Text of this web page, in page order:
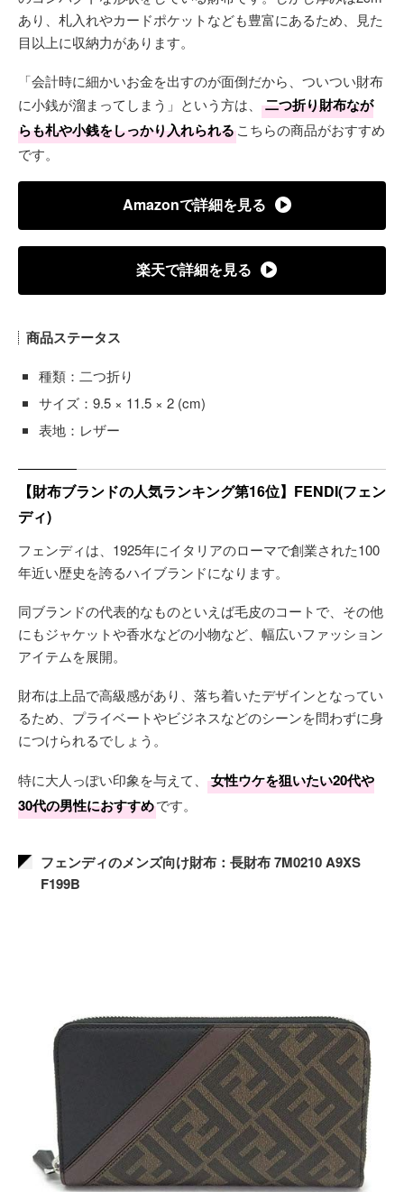
あり、札入れやカードポケットなども豊富にあるため、見た
目以上に収納力があります。
「会計時に細かいお金を出すのが面倒だから、ついつい財布
に小銭が溜まってしまう」という方は、
二つ折り財布なが
らも札や小銭をしっかり入れられるこちらの商品がおすすめ
です。
Amazonで詳細を見る
楽天で詳細を見る
商品ステータス
種類：二つ折り
サイズ：9.5 × 11.5 × 2 (cm)
表地：レザー
【財布ブランドの人気ランキング第16位】FENDI(フェン
ディ)
フェンディは、1925年にイタリアのローマで創業された100
年近い歴史を誇るハイブランドになります。
同ブランドの代表的なものといえば毛皮のコートで、その他
にもジャケットや香水などの小物など、幅広いファッション
アイテムを展開。
財布は上品で高級感があり、落ち着いたデザインとなってい
るため、プライベートやビジネスなどのシーンを問わずに身
につけられるでしょう。
特に大人っぽい印象を与えて、
女性ウケを狙いたい20代や
30代の男性におすすめです。
フェンディのメンズ向け財布：長財布 7M0210 A9XS
F199B